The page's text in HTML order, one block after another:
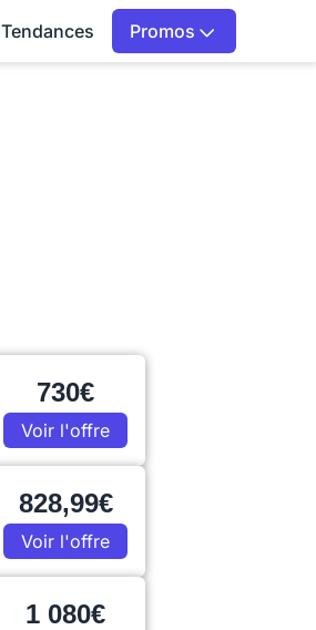
Tendances Promos
730€
Voir l'offre
828,99€
Voir l'offre
1 080€